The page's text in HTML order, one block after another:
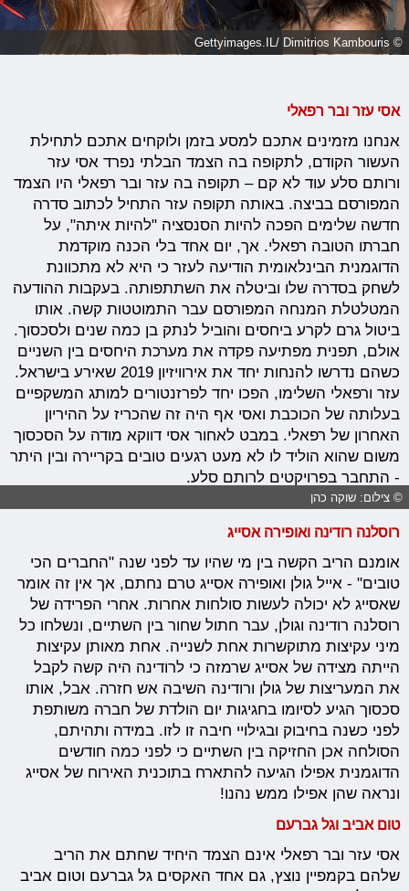
© Gettyimages.IL/ Dimitrios Kambouris
אסי עזר ובר רפאלי
אנחנו מזמינים אתכם למסע בזמן ולוקחים אתכם לתחילת
העשור הקודם, לתקופה בה הצמד הבלתי נפרד אסי עזר
ורותם סלע עוד לא קם – תקופה בה עזר ובר רפאלי היו הצמד
המפורסם בביצה. באותה תקופה עזר התחיל לכתוב סדרה
חדשה שלימים הפכה להיות הסנסציה "להיות איתה", על
חברתו הטובה רפאלי. אך, יום אחד בלי הכנה מוקדמת
הדוגמנית הבינלאומית הודיעה לעזר כי היא לא מתכוונת
לשחק בסדרה שלו וביטלה את השתתפותה. בעקבות ההודעה
המטלטלת המנחה המפורסם עבר התמוטטות קשה. אותו
ביטול גרם לקרע ביחסים והוביל לנתק בן כמה שנים ולסכסוך.
אולם, תפנית מפתיעה פקדה את מערכת היחסים בין השניים
כשהם נדרשו להנחות יחד את אירוויזיון 2019 שאירע בישראל.
עזר ורפאלי השלימו, הפכו יחד לפרזנטורים למותג המשקפיים
בעלותה של הכוכבת ואסי אף היה זה שהכריז על ההיריון
האחרון של רפאלי. במבט לאחור אסי דווקא מודה על הסכסוך
משום שהוא הוליד לו לא מעט רגעים טובים בקריירה ובין היתר
- התחבר בפרויקטים לרותם סלע.
© צילום: שוקה כהן
רוסלנה רודינה ואופירה אסייג
אומנם הריב הקשה בין מי שהיו עד לפני שנה "החברים הכי
טובים" - אייל גולן ואופירה אסייג טרם נחתם, אך אין זה אומר
שאסייג לא יכולה לעשות סולחות אחרות. אחרי הפרידה של
רוסלנה רודינה וגולן, עבר חתול שחור בין השתיים, ונשלחו כל
מיני עקיצות מתוקשרות אחת לשנייה. אחת מאותן עקיצות
הייתה מצידה של אסייג שרמזה כי לרודינה היה קשה לקבל
את המעריצות של גולן ורודינה השיבה אש חזרה. אבל, אותו
סכסוך הגיע לסיומו בחגיגות יום הולדת של חברה משותפת
לפני כשנה בחיבוק ובגילויי חיבה זו לזו. במידה ותהיתם,
הסולחה אכן החזיקה בין השתיים כי לפני כמה חודשים
הדוגמנית אפילו הגיעה להתארח בתוכנית האירוח של אסייג
ונראה שהן אפילו ממש נהנו!
טום אביב וגל גברעם
אסי עזר ובר רפאלי אינם הצמד היחיד שחתם את הריב
שלהם בקמפיין נוצץ, גם אחד האקסים גל גברעם וטום אביב